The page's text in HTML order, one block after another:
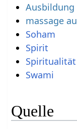
Ausbildung
massage
Soham
Spirit
Spiritualität
Swami
Quelle